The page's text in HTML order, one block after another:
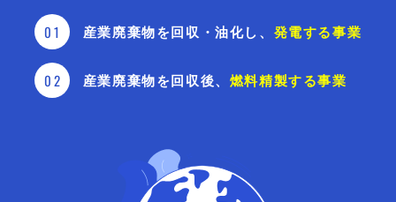
産業廃棄物を回収・油化し、 発電する事業
産業廃棄物を回収後、 燃料精製する事業